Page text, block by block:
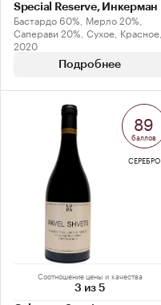
Special Reserve, Инкерман
Бастардо 60%, Мерло 20%,
Саперави 20%, Сухое, Красное,
2020
Подробнее
Соотношение цены и качества
3 из 5
89
баллов
СЕРЕБРО